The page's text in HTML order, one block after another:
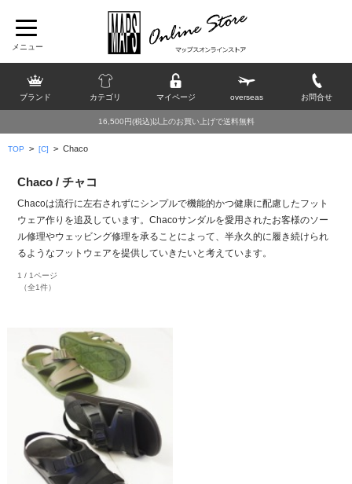
ブランド カテゴリ マイページ overseas お問合せ
16,500円(税込)以上のお買い上げで送料無料
TOP > [C] > Chaco
Chaco / チャコ
Chacoは流行に左右されずにシンプルで機能的かつ健康に配慮したフット
ウェア作りを追及しています。Chacoサンダルを愛用されたお客様のソー
ル修理やウェッビング修理を承ることによって、半永久的に履き続けられ
るようなフットウェアを提供していきたいと考えています。
1 / 1ページ
（全1件）